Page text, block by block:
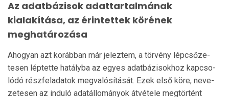
Az adatbázisok adattartalmának
kialakítása, az érintettek körének
meghatározása
Ahogyan azt korábban már jeleztem, a törvény lépcső­ze­
tesen léptette hatályba az egyes adatbázisokhoz kapcso­
ló­dó részfeladatok megvalósítását. Ezek első köre, neve­
ze­te­sen az induló adatállományok átvétele megtörtént